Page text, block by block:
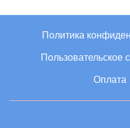
Политика
Пользовательское
Оплата